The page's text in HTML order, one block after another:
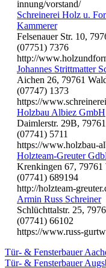
innung/vorstand/
Schreinerei Holz u.
Kammerer
Felsenauer Str. 10,
(07751) 7376
http://
Johannes Strittmatter
Aichen 26, 79761
(07747) 1373
https://
Holzbau Albiez GmbH
Daimlerstr. 29B,
(07741) 5711
https://www.holzbau-
Holzteam-Greuter
Krenkingen 67, 79761
(07741) 689194
http://holzteam-
Armin Russ Schreiner
Schlüchttalstr. 25,
(07741) 66102
https://www.russ-
Tür- & Fensterbauer
Tür- & Fensterbauer